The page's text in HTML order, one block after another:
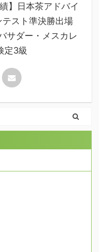
】日本茶アドバイ
スト準決勝出場
サダー・メスカレ
定3級